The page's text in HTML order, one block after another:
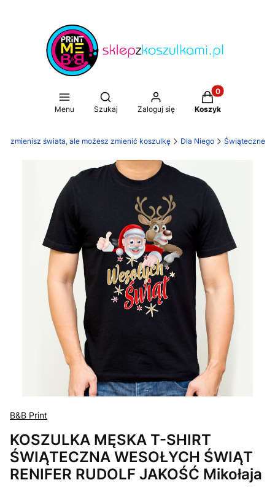
Menu
Otwórz wyszukiwarkę
Szukaj Zaloguj się
Produkty w
Koszyk
zmienisz świata, ale możesz zmienić koszulkę Dla Niego Świąteczne
B&B Print
KOSZULKA MĘSKA T-SHIRT
ŚWIĄTECZNA WESOŁYCH ŚWIĄT
RENIFER RUDOLF JAKOŚĆ Mikołaja